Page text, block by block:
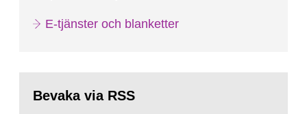
E-tjänster och blanketter
Bevaka via RSS